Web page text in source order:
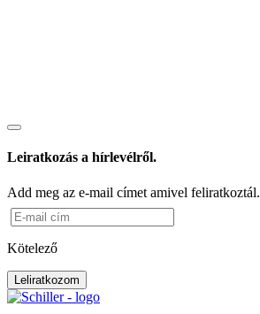
Leiratkozás a hírlevélről.
Add meg az e-mail címet amivel feliratkoztál.
Kötelező
Leliratkozom